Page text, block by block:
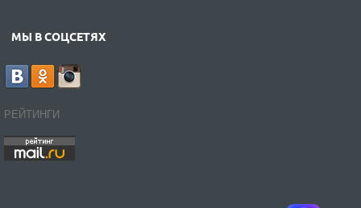
МЫ В СОЦСЕТЯХ
РЕЙТИНГИ